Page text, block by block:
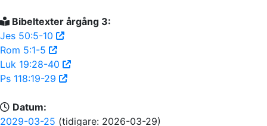
Bibeltexter årgång 3:
Jes 50:5-10
Rom 5:1-5
Luk 19:28-40
Ps 118:19-29
Datum:
2029-03-25 (tidigare: 2026-03-29)